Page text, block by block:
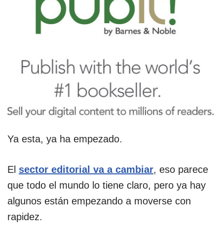
Ya esta, ya ha empezado.
El sector editorial va a cambiar, eso parece
que todo el mundo lo tiene claro, pero ya hay
algunos están empezando a moverse con
rapidez.